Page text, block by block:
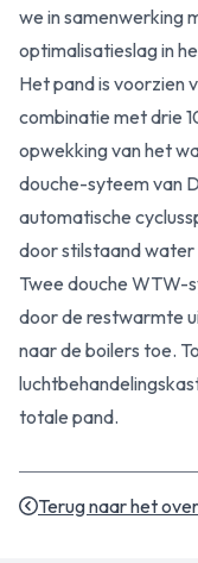
we in samenwerking
optimalisatieslag in
Het pand is voorzien
combinatie met drie
opwekking van het
douche-syteem van
automatische
door stilstaand
Twee douche WTW-
door de restwarmte
naar de boilers toe.
totale pand.
Terug naar het